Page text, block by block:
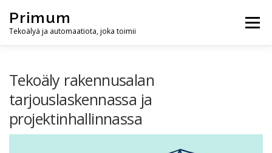
content
Primum
Tekoälyä ja automaatiota, joka toimii
Menu
YHTEYSTIEDOT
Tekoäly rakennusalan
tarjouslaskennassa ja
projektinhallinnassa